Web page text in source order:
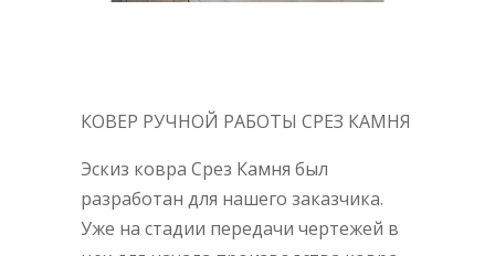
КОВЕР РУЧНОЙ РАБОТЫ СРЕЗ КАМНЯ
Эскиз ковра Срез Камня был
разработан для нашего заказчика.
Уже на стадии передачи чертежей в